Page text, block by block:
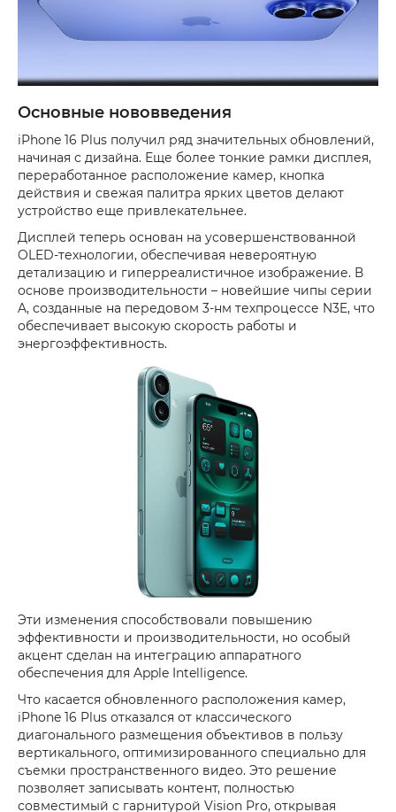
Основные нововведения
iPhone 16 Plus получил ряд значительных обновлений,
начиная с дизайна. Еще более тонкие рамки дисплея,
переработанное расположение камер, кнопка
действия и свежая палитра ярких цветов делают
устройство еще привлекательнее.
Дисплей теперь основан на усовершенствованной
OLED-технологии, обеспечивая невероятную
детализацию и гиперреалистичное изображение. В
основе производительности – новейшие чипы серии
A, созданные на передовом 3-нм техпроцессе N3E, что
обеспечивает высокую скорость работы и
энергоэффективность.
Эти изменения способствовали повышению
эффективности и производительности, но особый
акцент сделан на интеграцию аппаратного
обеспечения для Apple Intelligence.
Что касается обновленного расположения камер,
iPhone 16 Plus отказался от классического
диагонального размещения объективов в пользу
вертикального, оптимизированного специально для
съемки пространственного видео. Это решение
позволяет записывать контент, полностью
совместимый с гарнитурой Vision Pro, открывая